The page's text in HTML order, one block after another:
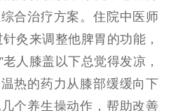
影工作
电影市场
党建
合治疗方案。住院中医师
灸来调整他脾胃的功能，
人膝盖以下总觉得发凉，
热的药力从膝部缓缓向下
个养生操动作，帮助改善